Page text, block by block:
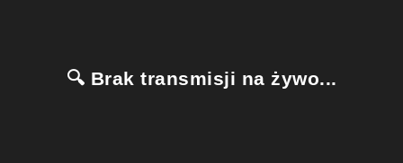
🔍 Brak transmisji na żywo...